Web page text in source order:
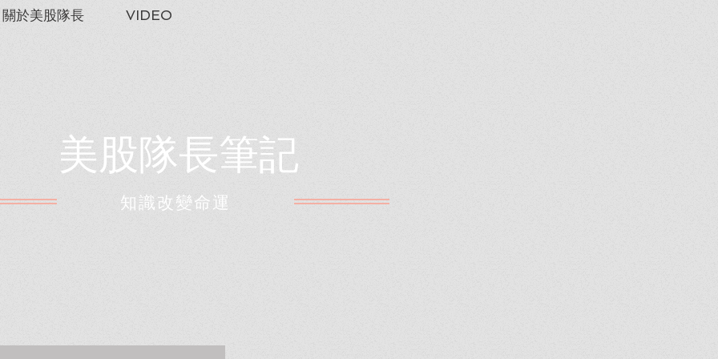
關於美股隊長 VIDEO
美股隊長筆記
​知識改變命運